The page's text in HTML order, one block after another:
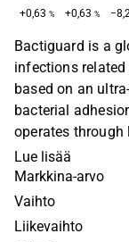
+0,63 % +0,63 %
Bactiguard is a
infections
based on an
bacterial
operates through
companies that
devices. The
management
in Stockholm.
Lue lisää
Markkina-arvo
Vaihto
Liikevaihto